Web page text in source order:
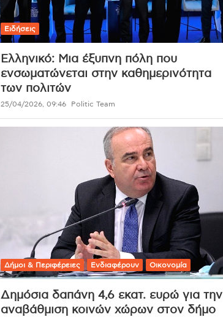
Ειδήσεις
Ελληνικό: Μια έξυπνη πόλη που
ενσωματώνεται στην καθημερινότητα
των πολιτών
25/04/2026, 09:46 Politic Team
Δήμοι & Περιφέρειες Ενδιαφέρουν Οικονομία
Δημόσια δαπάνη 4,6 εκατ. ευρώ για την
αναβάθμιση κοινών χώρων στον δήμο